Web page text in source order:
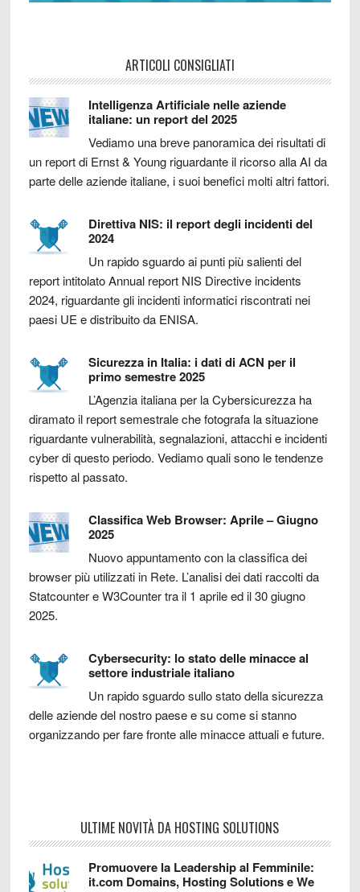
ARTICOLI CONSIGLIATI
Intelligenza Artificiale nelle aziende
italiane: un report del 2025
Vediamo una breve panoramica dei risultati di
un report di Ernst & Young riguardante il ricorso alla AI da
parte delle aziende italiane, i suoi benefici molti altri fattori.
Direttiva NIS: il report degli incidenti del
2024
Un rapido sguardo ai punti più salienti del
report intitolato Annual report NIS Directive incidents
2024, riguardante gli incidenti informatici riscontrati nei
paesi UE e distribuito da ENISA.
Sicurezza in Italia: i dati di ACN per il
primo semestre 2025
L’Agenzia italiana per la Cybersicurezza ha
diramato il report semestrale che fotografa la situazione
riguardante vulnerabilità, segnalazioni, attacchi e incidenti
cyber di questo periodo. Vediamo quali sono le tendenze
rispetto al passato.
Classifica Web Browser: Aprile – Giugno
2025
Nuovo appuntamento con la classifica dei
browser più utilizzati in Rete. L’analisi dei dati raccolti da
Statcounter e W3Counter tra il 1 aprile ed il 30 giugno
2025.
Cybersecurity: lo stato delle minacce al
settore industriale italiano
Un rapido sguardo sullo stato della sicurezza
delle aziende del nostro paese e su come si stanno
organizzando per fare fronte alle minacce attuali e future.
ULTIME NOVITÀ DA HOSTING SOLUTIONS
Promuovere la Leadership al Femminile:
it.com Domains, Hosting Solutions e We